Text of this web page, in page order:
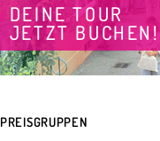
DEINE TOUR
JETZT BUCHEN!
PREISGRUPPEN